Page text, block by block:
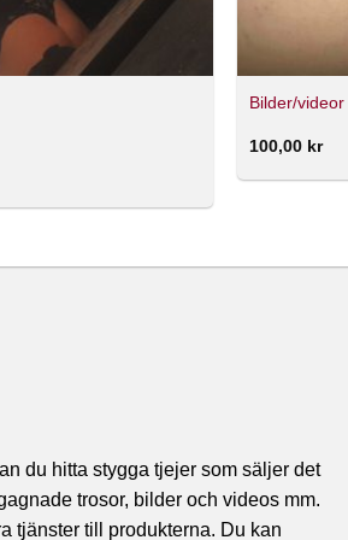
Bilder/
100,00 kr
du hitta stygga tjejer som säljer det
trosor, bilder och videos mm.
tjänster till produkterna. Du kan